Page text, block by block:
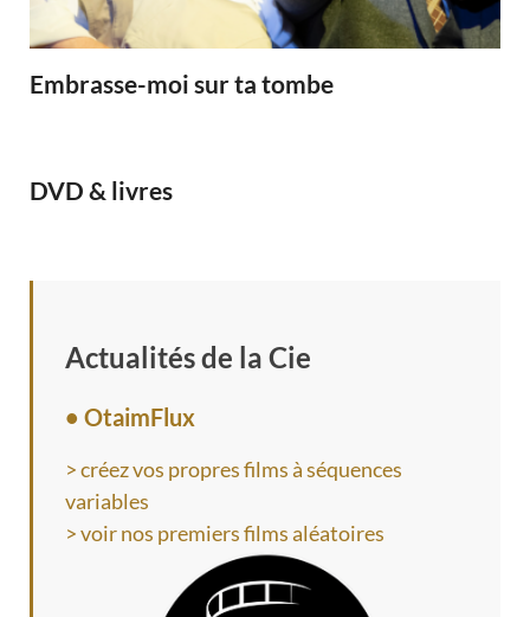
Embrasse-moi sur ta tombe
DVD & livres
Actualités de la Cie
• OtaimFlux
> créez vos propres films à séquences
variables
> voir nos premiers films aléatoires